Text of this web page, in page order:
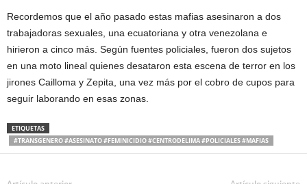
Recordemos que el año pasado estas mafias asesinaron a dos
trabajadoras sexuales, una ecuatoriana y otra venezolana e
hirieron a cinco más. Según fuentes policiales, fueron dos sujetos
en una moto lineal quienes desataron esta escena de terror en los
jirones Cailloma y Zepita, una vez más por el cobro de cupos para
seguir laborando en esas zonas.
ETIQUETAS
#TRANSGENERO #ASESINATO #FEMINICIDIO #CENTRODELIMA #POLICIALES #MAFIAS